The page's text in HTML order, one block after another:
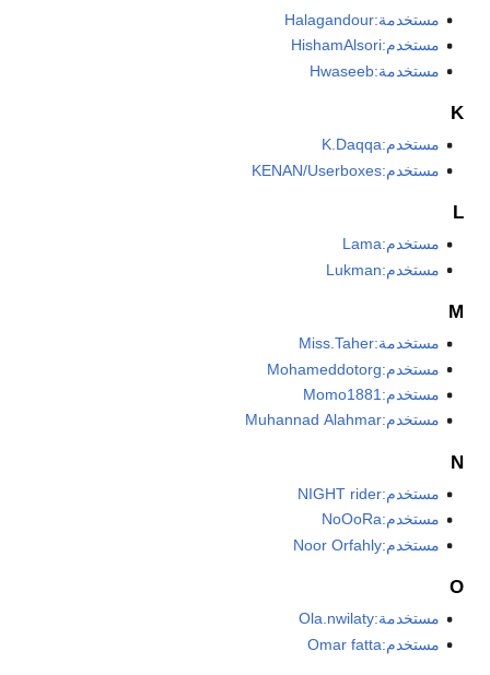
مستخدمة:Halagandour
مستخدم:HishamAlsori
مستخدمة:Hwaseeb
K
مستخدم:K.Daqqa
مستخدم:KENAN/Userboxes
L
مستخدم:Lama
مستخدم:Lukman
M
مستخدمة:Miss.Taher
مستخدم:Mohameddotorg
مستخدم:Momo1881
مستخدم:Muhannad Alahmar
N
مستخدم:NIGHT rider
مستخدم:NoOoRa
مستخدم:Noor Orfahly
O
مستخدمة:Ola.nwilaty
مستخدم:Omar fatta